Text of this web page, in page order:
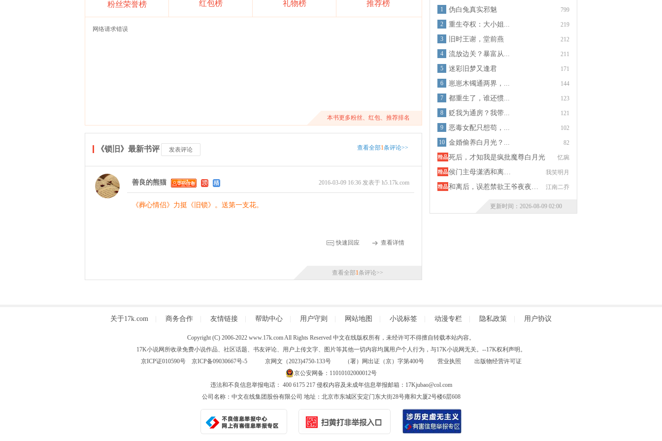
粉丝荣誉榜 红包榜 礼物榜 推荐榜
网络请求错误
本书更多粉丝、红包、推荐排名
查看全部1条评论>>
《锁旧》最新书评 发表评论
2016-03-09 16:36 发表于 h5.17k.com
善良的熊猫
《葬心情侣》力挺《旧锁》。送第一支花。
快速回应 查看详情
查看全部1条评论>>
799
1 伪白兔真实邪魅
219
2 重生夺权：大小姐...
212
3 旧时王谢，堂前燕
211
4 流放边关？暴富从...
171
5 迷彩旧梦又逢君
144
6 崽崽木镯通两界，...
123
7 都重生了，谁还惯...
121
8 贬我为通房？我带...
102
9 恶毒女配只想苟，...
82
10 金婚偷养白月光？...
忆琬
死后，才知我是疯批魔尊白月光
我笑明月
侯门主母潇洒和离…
江南二乔
精 和离后，误惹禁欲王爷夜夜…
更新时间：2026-08-09 02:00
关于17k.com 商务合作 友情链接 帮助中心 用户守则 网站地图 小说标签 动漫专栏 隐私政策 用户协议
Copyright (C) 2006-2022 www.17k.com All Rights Reserved 中文在线版权所有，未经许可不得擅自转载本站内容。
17K小说网所收录免费小说作品、社区话题、书友评论、用户上传文字、图片等其他一切内容均属用户个人行为，与17K小说网无关。--17K权利声明。
京ICP证010590号 京ICP备09030667号-5京网文（2023)4750-133号 （署）网出证（京）字第400号 营业执照
出版物经营许可证
京公安网备：11010102000012号
违法和不良信息举报电话： 400 6175 217 侵权内容及未成年信息举报邮箱：17Kjubao@col.com
公司名称：中文在线集团股份有限公司 地址：北京市东城区安定门东大街28号雍和大厦2号楼6层608